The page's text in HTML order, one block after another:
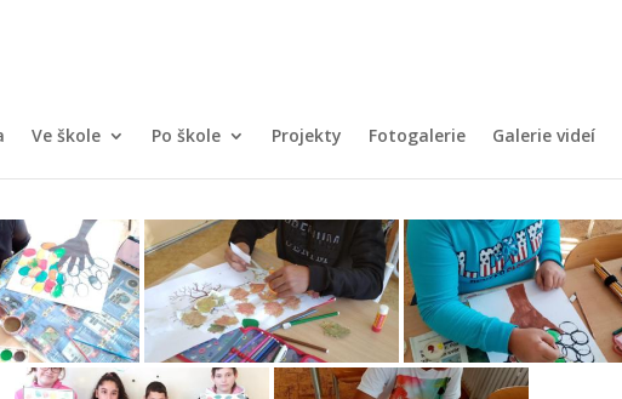
Ve škole Po škole Projekty Fotogalerie Galerie videí